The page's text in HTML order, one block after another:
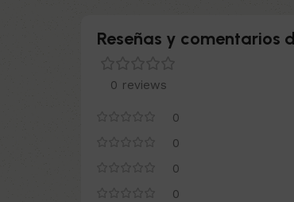
Reseñas y comentarios
0 reviews
0
0
0
0